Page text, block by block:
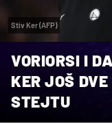
Stiv Ker (AFP)
VORIORSI I
KER JOŠ DVE
STEJTU